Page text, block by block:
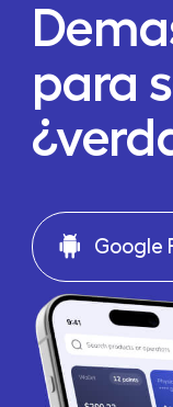
para
Google